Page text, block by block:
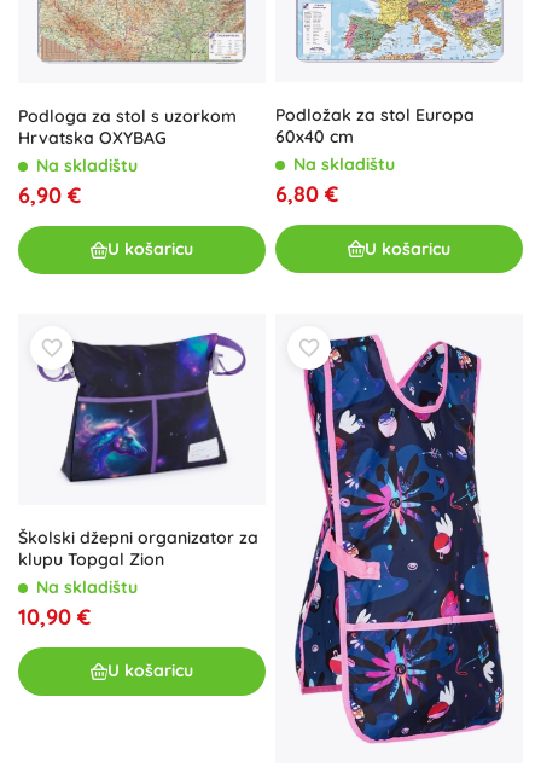
Podloga za stol s uzorkom
Hrvatska OXYBAG
Na skladištu
6,90 €
U košaricu
Podložak za stol Europa
60x40 cm
Na skladištu
6,80 €
U košaricu
Školski džepni organizator za
klupu Topgal Zion
Na skladištu
10,90 €
U košaricu